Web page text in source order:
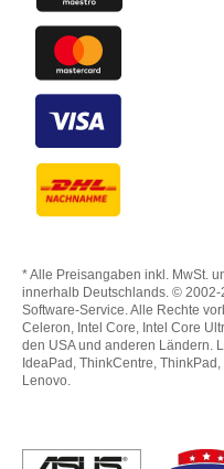
* Alle Preisangaben inkl. MwSt.
innerhalb Deutschlands. ©
Software-Service. Alle Rechte
Celeron, Intel Core, Intel Core
den USA und anderen Ländern.
IdeaPad, ThinkCentre,
Lenovo.